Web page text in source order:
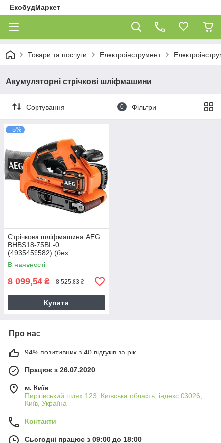
ЕкобудМаркет
Товари та послуги Електроінструмент
Акумуляторні стрічкові шліфмашини
Сортування 0 Фільтри
–5%
Стрічкова шліфмашина AEG
BHBS18-75BL-0
(4935459582) (без
акумулятора та ЗП)
В наявності
8 099,54 ₴ 8 525,83 ₴
Купити
Про нас
94% позитивних з 40 відгуків за рік
Працює з 26.07.2020
м. Київ
Пирігівський шлях 123, Київська область, індекс 03026,
Київ, Україна
Контакти
Сьогодні працює з 09:00 до 18:00